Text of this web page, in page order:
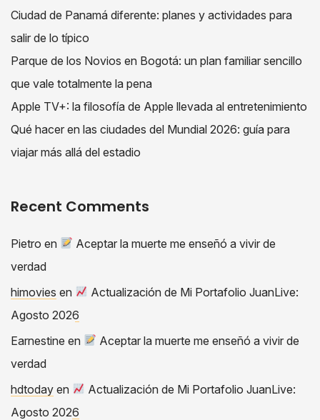
Ciudad de Panamá diferente: planes y actividades para
salir de lo típico
Parque de los Novios en Bogotá: un plan familiar sencillo
que vale totalmente la pena
Apple TV+: la filosofía de Apple llevada al entretenimiento
Qué hacer en las ciudades del Mundial 2026: guía para
viajar más allá del estadio
Recent Comments
Pietro en
Aceptar la muerte me enseñó a vivir de
verdad
himovies en
Actualización de Mi Portafolio JuanLive:
Agosto 2026
Earnestine en
Aceptar la muerte me enseñó a vivir de
verdad
hdtoday en
Actualización de Mi Portafolio JuanLive:
Agosto 2026